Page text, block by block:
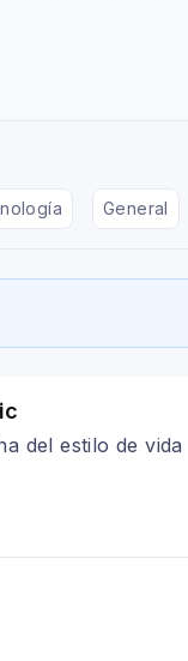
General
del estilo de vida